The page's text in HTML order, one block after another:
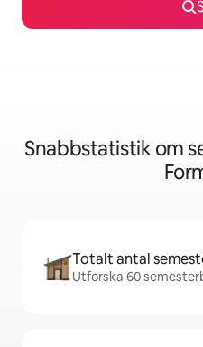
Snabbstatistik om
Totalt antal
Utforska 60